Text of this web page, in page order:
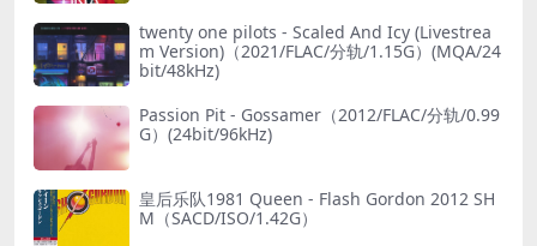
twenty one pilots - Scaled And Icy (Livestrea
m Version)（2021/FLAC/分轨/1.15G）(MQA/24
bit/48kHz)
Passion Pit - Gossamer（2012/FLAC/分轨/0.99
G）(24bit/96kHz)
皇后乐队1981 Queen - Flash Gordon 2012 SH
M（SACD/ISO/1.42G）